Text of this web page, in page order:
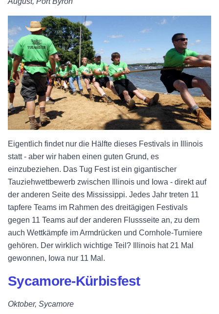
Eigentlich findet nur die Hälfte dieses Festivals in Illinois
statt - aber wir haben einen guten Grund, es
einzubeziehen. Das Tug Fest ist ein gigantischer
Tauziehwettbewerb zwischen Illinois und Iowa - direkt auf
der anderen Seite des Mississippi. Jedes Jahr treten 11
tapfere Teams im Rahmen des dreitägigen Festivals
gegen 11 Teams auf der anderen Flussseite an, zu dem
auch Wettkämpfe im Armdrücken und Cornhole-Turniere
gehören. Der wirklich wichtige Teil? Illinois hat 21 Mal
gewonnen, Iowa nur 11 Mal.
Sycamore-Kürbisfest
Oktober, Sycamore